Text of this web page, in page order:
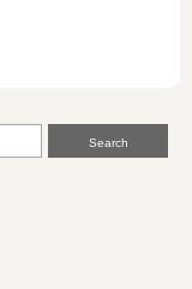
Search